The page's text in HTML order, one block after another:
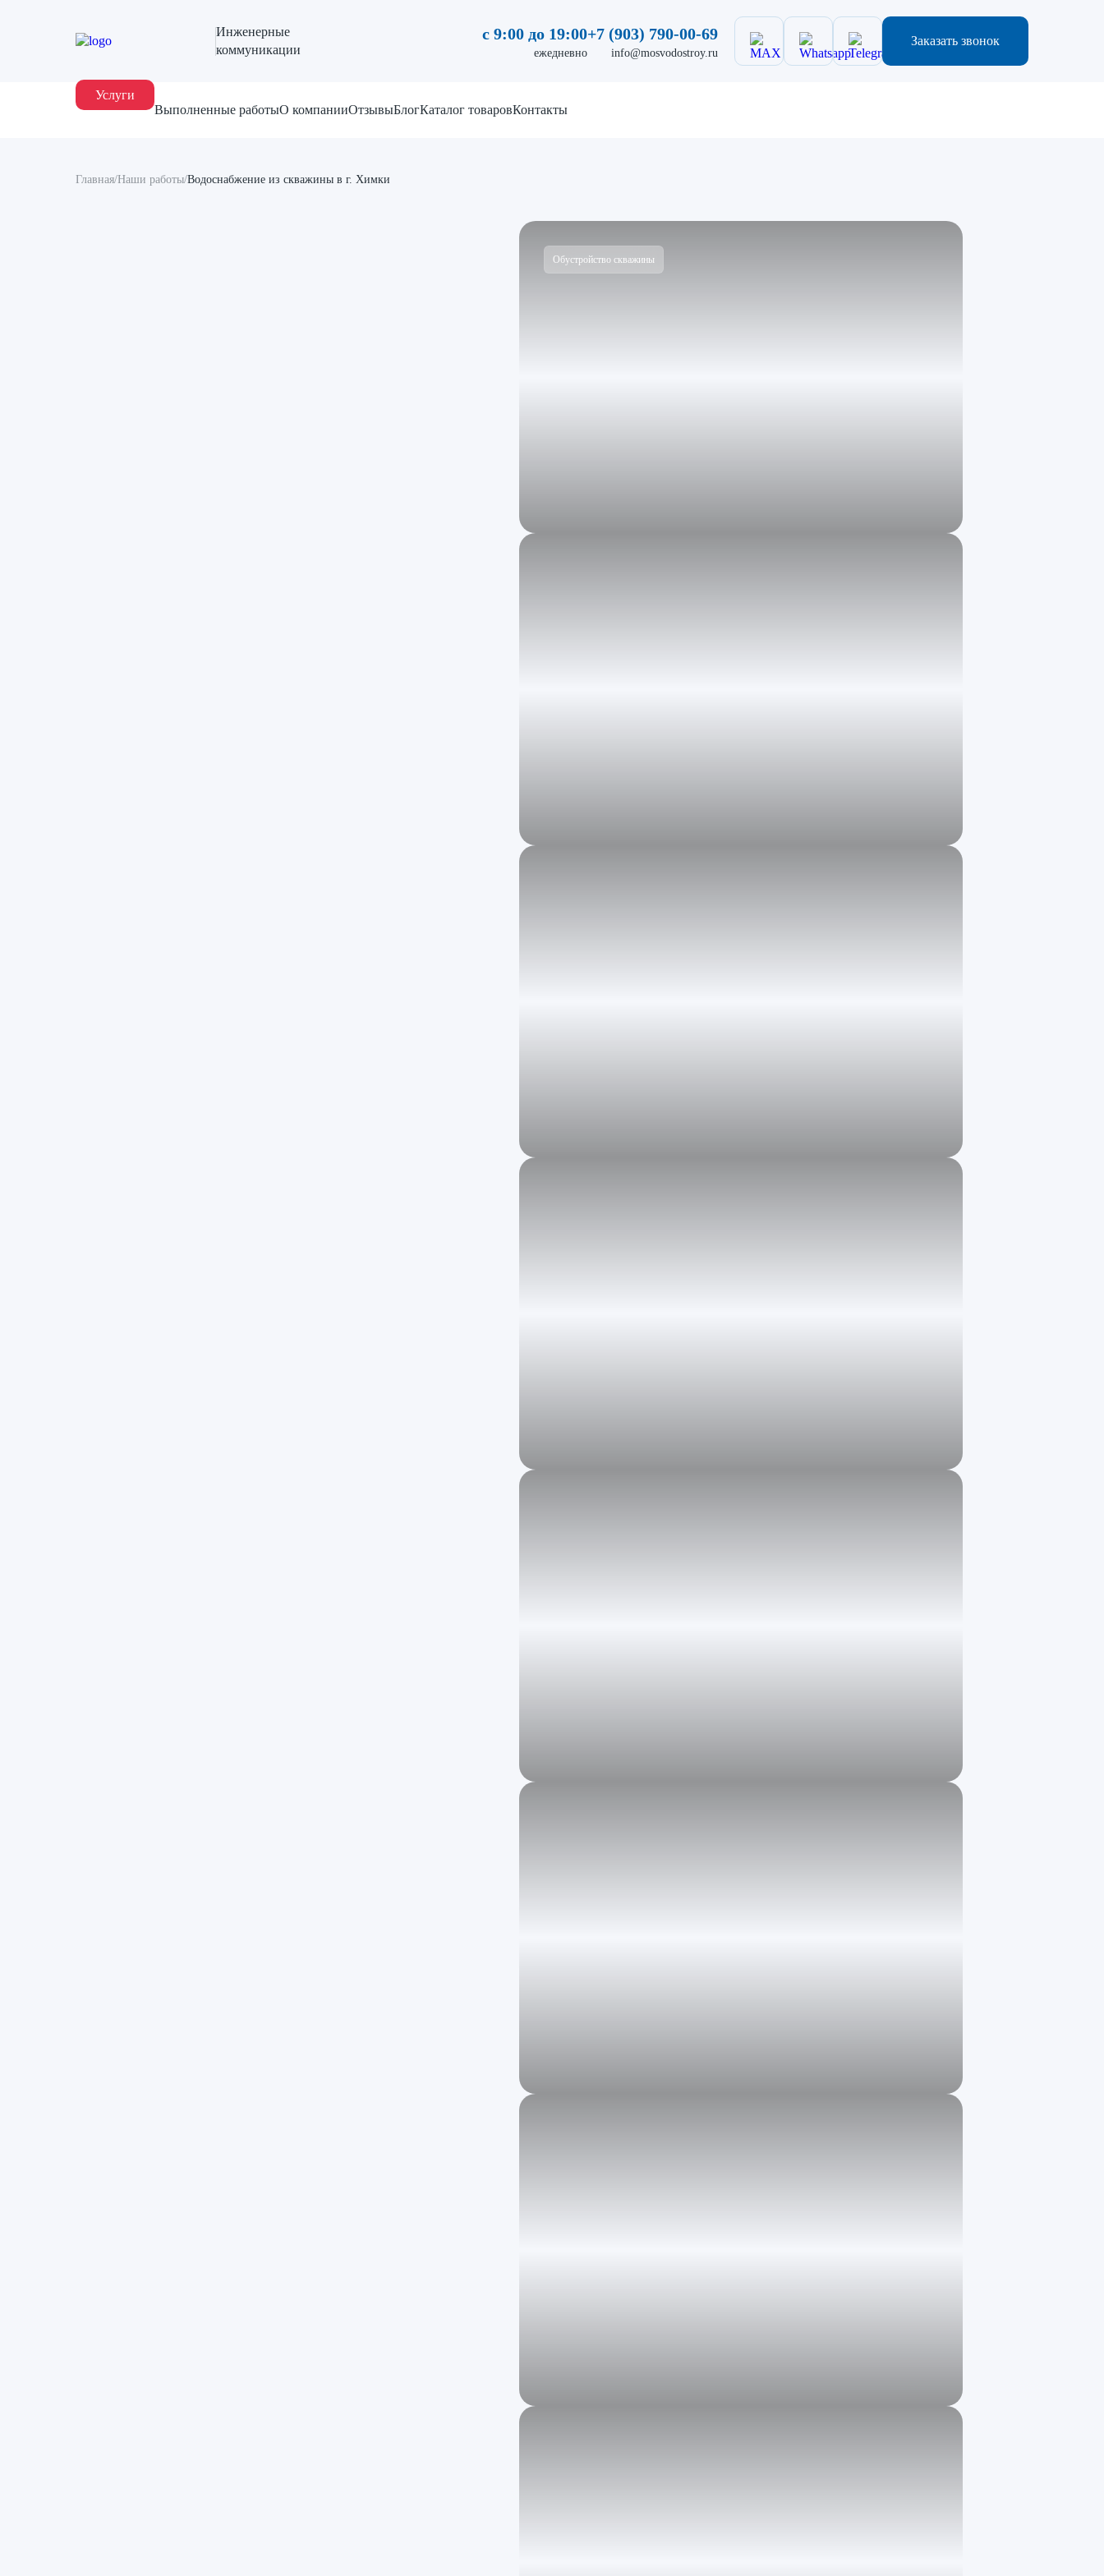
Инженерные
коммуникации
с 9:00 до 19:00
ежедневно
+7 (903) 790-00-69
info@mosvodostroy.ru
Заказать звонок
Услуги
Выполненные работыО компанииОтзывыБлогКаталог товаровКонтакты
Главная/Наши работы/Водоснабжение из скважины в г. Химки
Обустройство скважины